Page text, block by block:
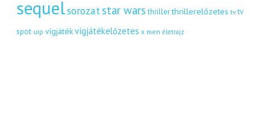
sequelsorozatstar wars thriller thrillerelőzetes tv tv
spot uip vígjátékvígjátékelőzetes x men életrajz